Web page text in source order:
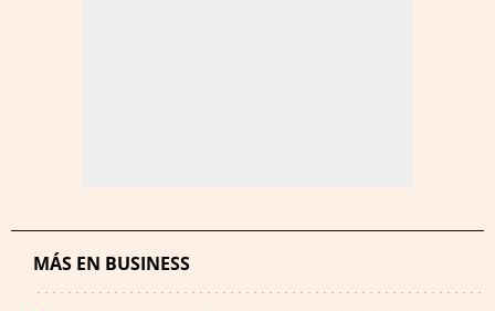
MÁS EN BUSINESS